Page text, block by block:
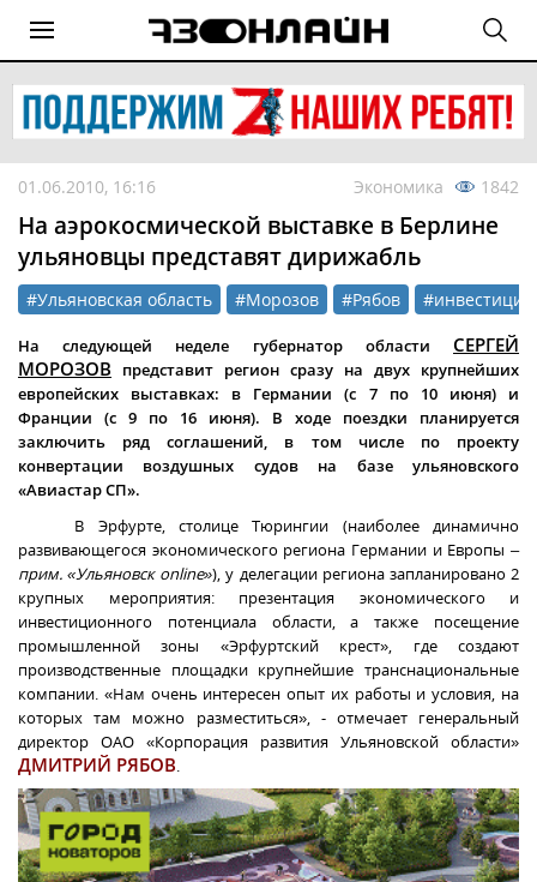
01.06.2010, 16:16 Экономика 1842
На аэрокосмической выставке в Берлине
ульяновцы представят дирижабль
#Ульяновская область #Морозов #Рябов #инвестиции
На следующей неделе губернатор области СЕРГЕЙ
МОРОЗОВ представит регион сразу на двух крупнейших
европейских выставках: в Германии (с 7 по 10 июня) и
Франции (с 9 по 16 июня). В ходе поездки планируется
заключить ряд соглашений, в том числе по проекту
конвертации воздушных судов на базе ульяновского
«Авиастар СП».
В Эрфурте, столице Тюрингии (наиболее динамично
развивающегося экономического региона Германии и Европы –
прим. «Ульяновск online»), у делегации региона запланировано 2
крупных мероприятия: презентация экономического и
инвестиционного потенциала области, а также посещение
промышленной зоны «Эрфуртский крест», где создают
производственные площадки крупнейшие транснациональные
компании. «Нам очень интересен опыт их работы и условия, на
которых там можно разместиться», - отмечает генеральный
директор ОАО «Корпорация развития Ульяновской области»
ДМИТРИЙ РЯБОВ.